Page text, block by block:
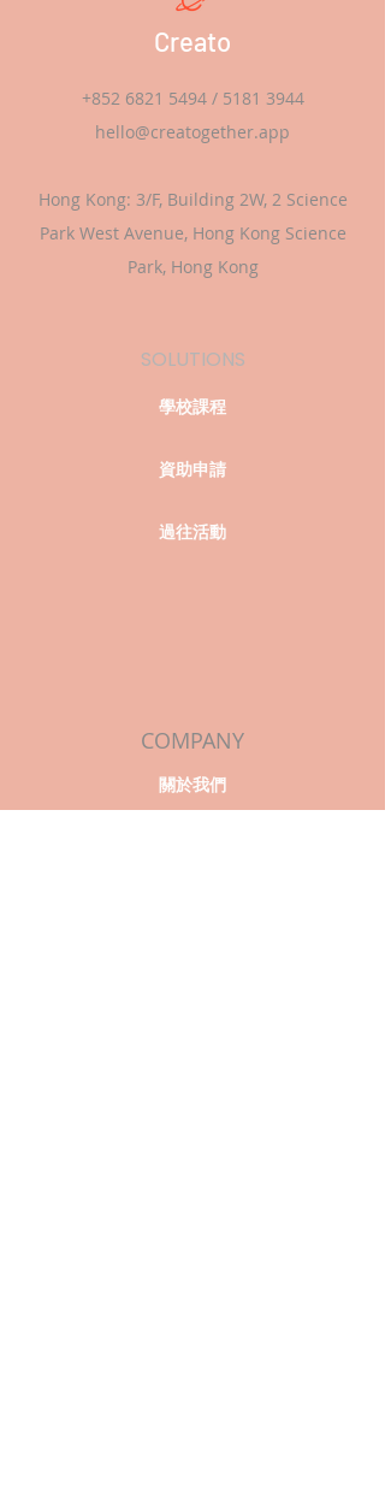
Creato
+852 6821 5494/ 5181 3944
hello@creatogether.app
Hong Kong: 3/F, Building 2W, 2 Science
Park West Avenue, Hong Kong Science
Park, Hong Kong
SOLUTIONS
學校課程
資助申請
過往活動
COMPANY
關於我們